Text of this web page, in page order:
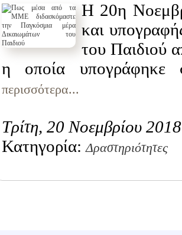
Η 20η
και
του Παιδιού
η οποία υπογράφηκε
περισσότερα...
Τρίτη, 20 Νοεμβρίου 2018
Κατηγορία:Δραστηριότητες